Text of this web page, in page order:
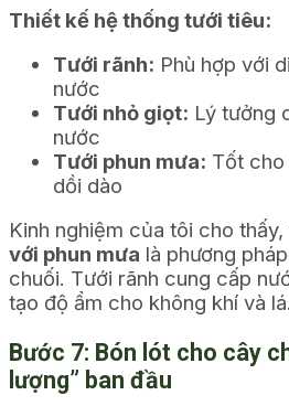
Thiết kế hệ thống tưới tiêu:
Tưới rãnh: Phù hợp với
nước
Tưới nhỏ giọt: Lý tưởng
nước
Tưới phun mưa: Tốt cho
dồi dào
Kinh nghiệm của tôi cho thấy,
với phun mưa là phương
chuối. Tưới rãnh cung cấp
tạo độ ẩm cho không khí và lá.
Bước 7: Bón lót cho cây
lượng” ban đầu